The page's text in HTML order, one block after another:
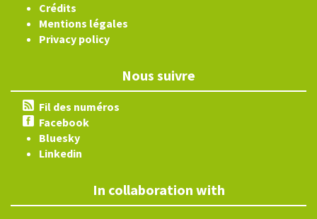
Crédits
Mentions légales
Privacy policy
Nous suivre
Fil des numéros
Facebook
Bluesky
Linkedin
In collaboration with